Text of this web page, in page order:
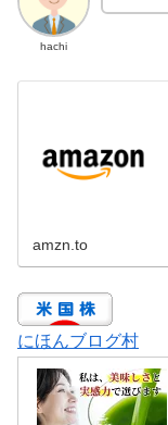
hachi
amzn.to
にほんブログ村